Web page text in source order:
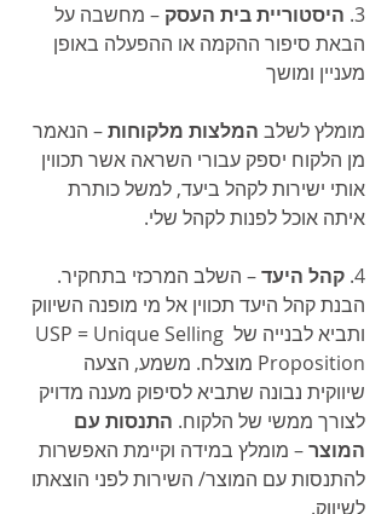
3. היסטוריית בית העסק – מחשבה על
הבאת סיפור ההקמה או ההפעלה באופן
מעניין ומושך
מומלץ לשלב המלצות מלקוחות – הנאמר
מן הלקוח יספק עבורי השראה אשר תכווין
אותי ישירות לקהל ביעד, למשל כותרת
איתה אוכל לפנות לקהל שלי.
4. קהל היעד – השלב המרכזי בתחקיר.
הבנת קהל היעד תכווין אל מי מופנה השיווק
ותביא לבנייה של USP = Unique Selling
Proposition מוצלח. משמע, הצעה
שיווקית נבונה שתביא לסיפוק מענה מדויק
לצורך ממשי של הלקוח. התנסות עם
המוצר – מומלץ במידה וקיימת האפשרות
להתנסות עם המוצר/ השירות לפני הוצאתו
לשיווק.